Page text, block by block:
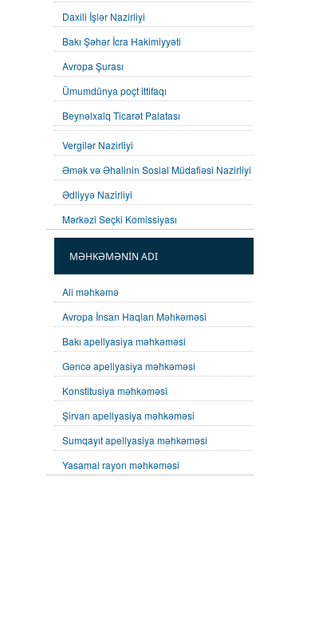
Daxili İşlər Nazirliyi
Bakı Şəhər İcra Hakimiyyəti
Avropa Şurası
Ümumdünya poçt ittifaqı
Beynəlxalq Ticarət Palatası
Vergilər Nazirliyi
Əmək və Əhalinin Sosial Müdafiəsi Nazirliyi
Ədliyyə Nazirliyi
Mərkəzi Seçki Komissiyası
MƏHKƏMƏNİN ADI
Ali məhkəmə
Avropa İnsan Haqları Məhkəməsi
Bakı apellyasiya məhkəməsi
Gəncə apellyasiya məhkəməsi
Konstitusiya məhkəməsi
Şirvan apellyasiya məhkəməsi
Sumqayıt apellyasiya məhkəməsi
Yasamal rayon məhkəməsi